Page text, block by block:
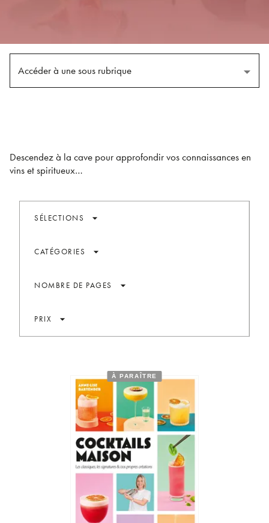
Accéder à une sous rubrique
Descendez à la cave pour approfondir vos connaissances en
vins et spiritueux…
SÉLECTIONS arrow_drop_down
CATÉGORIES arrow_drop_down
NOMBRE DE PAGES arrow_drop_down
PRIX arrow_drop_down
À PARAÎTRE